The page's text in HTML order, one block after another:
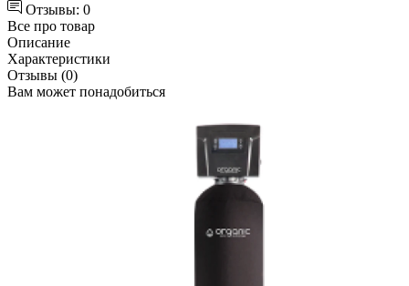
Отзывы: 0
Все про товар
Описание
Характеристики
Отзывы (0)
Вам может понадобиться